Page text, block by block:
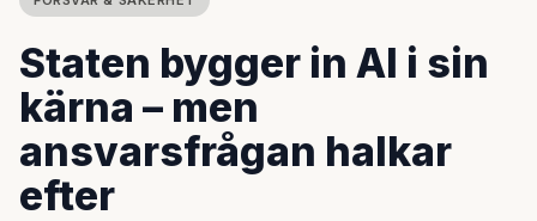
Staten bygger in AI i sin
kärna – men
ansvarsfrågan halkar
efter